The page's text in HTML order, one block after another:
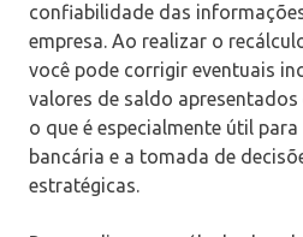
confiabilidade das
empresa. Ao realizar o
você pode corrigir eventuais
valores de saldo
o que é especialmente útil
bancária e a tomada de
estratégicas.